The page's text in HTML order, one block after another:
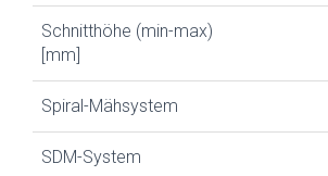
Schnitthöhe (min-max)
[mm]
Spiral-Mähsystem
SDM-System